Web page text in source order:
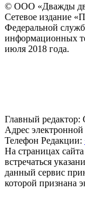
© ООО «Дважды
Сетевое издание
Федеральной
информационных
июля 2018 года.
Главный
Адрес
Телефон Редакции:
На страницах
встречаться
данный сервис
которой признана